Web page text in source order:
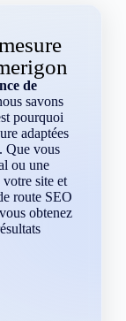
de
savons
pourquoi
adaptées
Que vous
ou une
votre site et
route SEO
obtenez